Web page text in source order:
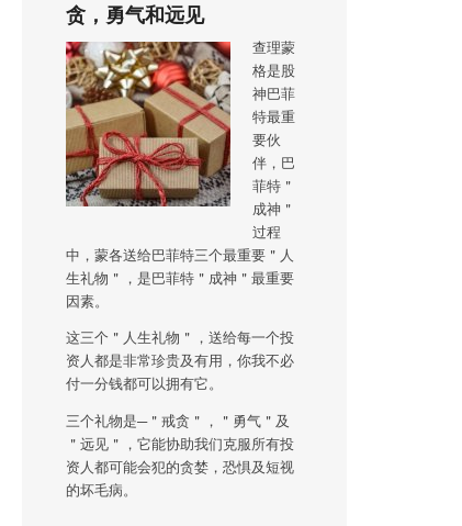
贪，勇气和远见
查理蒙
格是股
神巴菲
特最重
要伙
伴，巴
菲特＂
成神＂
过程
中，蒙各送给巴菲特三个最重要＂人
生礼物＂，是巴菲特＂成神＂最重要
因素。
这三个＂人生礼物＂，送给每一个投
资人都是非常珍贵及有用，你我不必
付一分钱都可以拥有它。
三个礼物是─＂戒贪＂，＂勇气＂及
＂远见＂，它能协助我们克服所有投
资人都可能会犯的贪婪，恐惧及短视
的坏毛病。